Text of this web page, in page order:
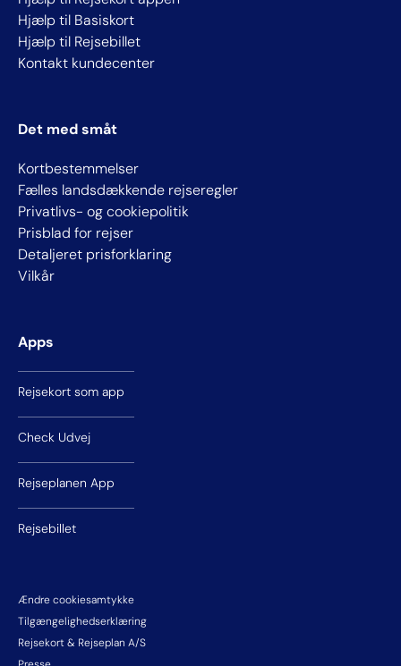
Hjælp til Basiskort
Hjælp til Rejsebillet
Kontakt kundecenter
Det med småt
Kortbestemmelser
Fælles landsdækkende rejseregler
Privatlivs- og cookiepolitik
Prisblad for rejser
Detaljeret prisforklaring
Vilkår
Apps
Rejsekort som app
Check Udvej
Rejseplanen App
Rejsebillet
Ændre cookiesamtykke
Tilgængelighedserklæring
Rejsekort & Rejseplan A/S